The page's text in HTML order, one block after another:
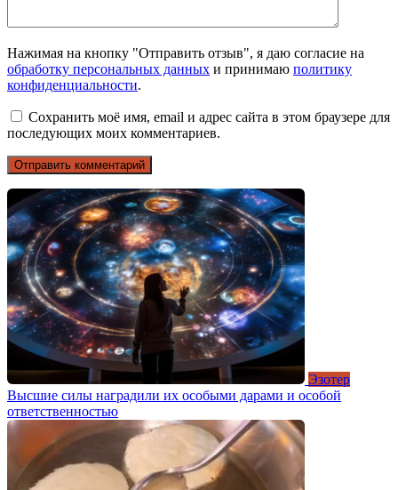
Нажимая на кнопку "Отправить отзыв", я даю согласие на
обработку персональных данных и принимаю политику
конфиденциальности.
Сохранить моё имя, email и адрес сайта в этом браузере для
последующих моих комментариев.
Эзотер
Высшие силы наградили их особыми дарами и особой
ответственностью